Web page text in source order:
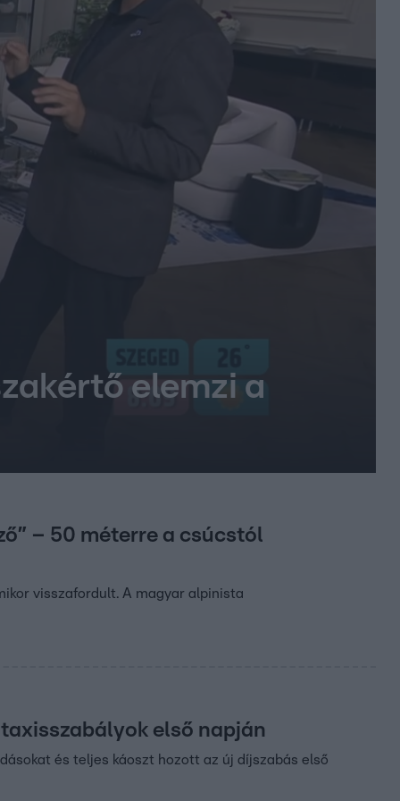
elemzi a
– 50 méterre a csúcstól
visszafordult. A magyar alpinista
első napján
és teljes káoszt hozott az új díjszabás első